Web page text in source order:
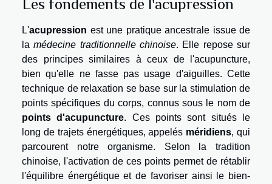
Les fondements de l'acupression
L'acupression est une pratique ancestrale issue de
lamédecine traditionnelle chinoise. Elle repose sur
des principes similaires à ceux de l'acupuncture,
bien qu'elle ne fasse pas usage d'aiguilles. Cette
technique de relaxation se base sur la stimulation de
points spécifiques du corps, connus sous le nom de
points d'acupuncture. Ces points sont situés le
long de trajets énergétiques, appelés méridiens, qui
parcourent notre organisme. Selon la tradition
chinoise, l'activation de ces points permet de rétablir
l'équilibre énergétique et de favoriser ainsi le bien-